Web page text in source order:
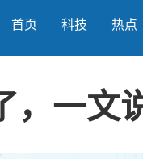
首页 科技 热点
，一文